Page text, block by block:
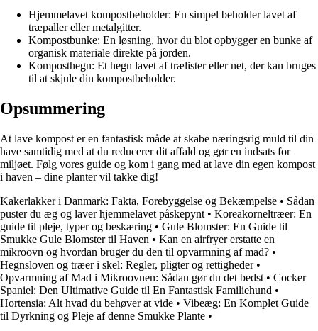
Hjemmelavet kompostbeholder: En simpel beholder lavet af
træpaller eller metalgitter.
Kompostbunke: En løsning, hvor du blot opbygger en bunke af
organisk materiale direkte på jorden.
Komposthegn: Et hegn lavet af trælister eller net, der kan bruges
til at skjule din kompostbeholder.
Opsummering
At lave kompost er en fantastisk måde at skabe næringsrig muld til din
have samtidig med at du reducerer dit affald og gør en indsats for
miljøet. Følg vores guide og kom i gang med at lave din egen kompost
i haven – dine planter vil takke dig!
Kakerlakker i Danmark: Fakta, Forebyggelse og Bekæmpelse • Sådan
puster du æg og laver hjemmelavet påskepynt • Koreakorneltræer: En
guide til pleje, typer og beskæring • Gule Blomster: En Guide til
Smukke Gule Blomster til Haven • Kan en airfryer erstatte en
mikroovn og hvordan bruger du den til opvarmning af mad? •
Hegnsloven og træer i skel: Regler, pligter og rettigheder•
Opvarmning af Mad i Mikroovnen: Sådan gør du det bedst • Cocker
Spaniel: Den Ultimative Guide til En Fantastisk Familiehund •
Hortensia: Alt hvad du behøver at vide • Vibeæg: En Komplet Guide
til Dyrkning og Pleje af denne Smukke Plante •